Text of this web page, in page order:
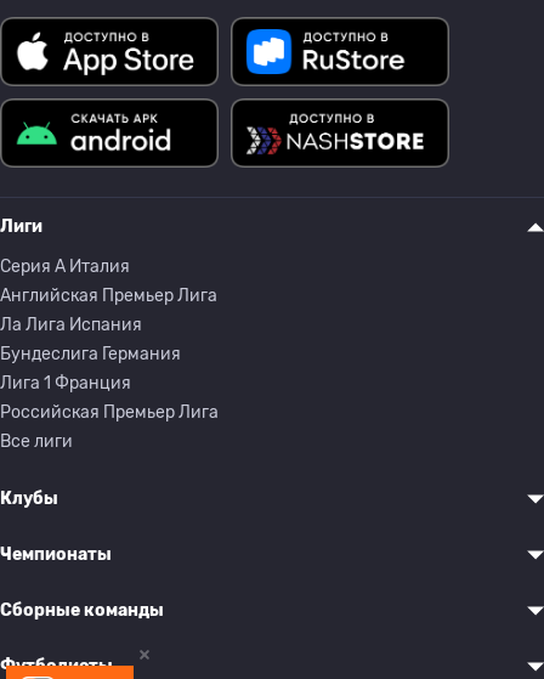
Лиги
Серия A Италия
Английская Премьер Лига
Ла Лига Испания
Бундеслига Германия
Лига 1 Франция
Российская Премьер Лига
Все лиги
Клубы
Чемпионаты
Сборные команды
Футболисты